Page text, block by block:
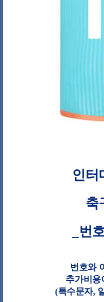
인터
축
_번
번호와
추가비용
(특수문자,